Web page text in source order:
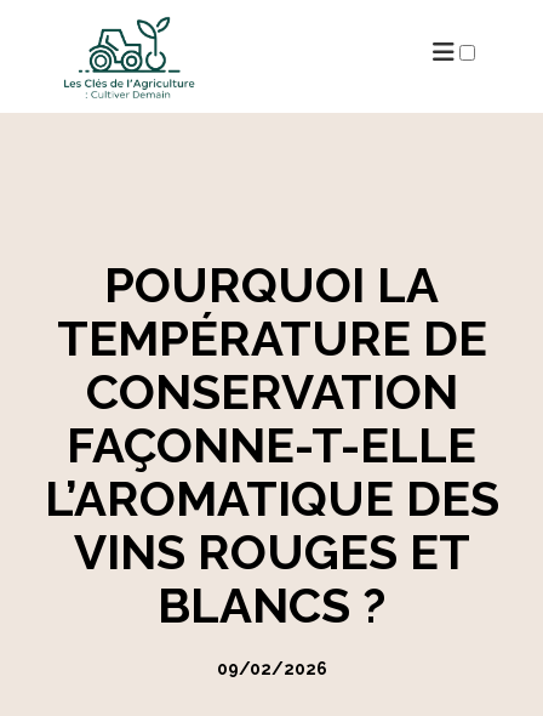
POURQUOI LA
TEMPÉRATURE DE
CONSERVATION
FAÇONNE-T-ELLE
L’AROMATIQUE DES
VINS ROUGES ET
BLANCS ?
09/02/2026